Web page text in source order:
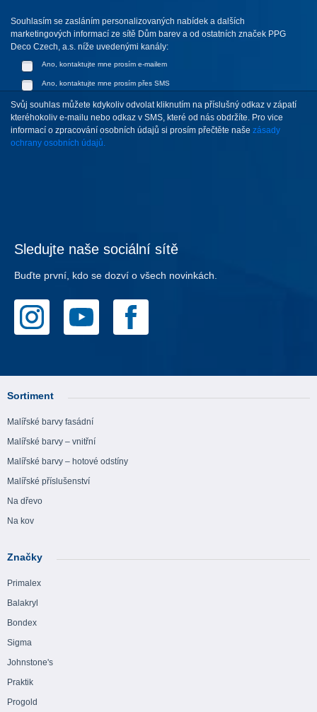
Souhlasím se zasláním personalizovaných nabídek a dalších
marketingových informací ze sítě Dům barev a od ostatních značek PPG
Deco Czech, a.s. níže uvedenými kanály:
Ano, kontaktujte mne prosím e-mailem
Ano, kontaktujte mne prosím přes SMS
Svůj souhlas můžete kdykoliv odvolat kliknutím na příslušný odkaz v zápatí
kteréhokoliv e-mailu nebo odkaz v SMS, které od nás obdržíte. Pro vice
informací o zpracování osobních údajů si prosím přečtěte naše zásady
ochrany osobních údajů.
Sledujte naše sociální sítě
Buďte první, kdo se dozví o všech novinkách.
Sortiment
Malířské barvy fasádní
Malířské barvy – vnitřní
Malířské barvy – hotové odstíny
Malířské příslušenství
Na dřevo
Na kov
Značky
Primalex
Balakryl
Bondex
Sigma
Johnstone's
Praktik
Progold